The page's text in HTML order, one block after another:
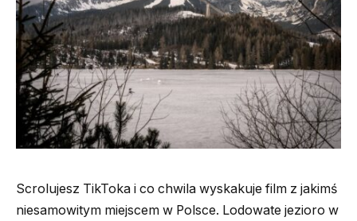
Scrolujesz TikToka i co chwila wyskakuje film z jakimś
niesamowitym miejscem w Polsce. Lodowate jezioro w